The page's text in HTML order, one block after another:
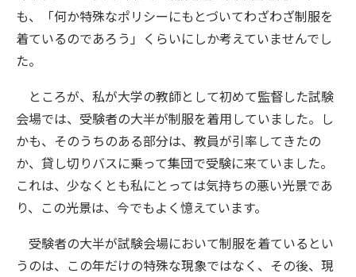
も、「何か特殊なポリシーにもとづいてわざわざ制服を
着ているのであろう」くらいにしか考えていませんでし
た。
ところが、私が大学の教師として初めて監督した試験
会場では、受験者の大半が制服を着用していました。し
かも、そのうちのある部分は、教員が引率してきたの
か、貸し切りバスに乗って集団で受験に来ていました。
これは、少なくとも私にとっては気持ちの悪い光景であ
り、この光景は、今でもよく憶えています。
受験者の大半が試験会場において制服を着ているとい
うのは、この年だけの特殊な現象ではなく、その後、現